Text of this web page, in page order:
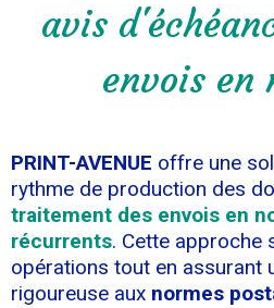
avis
envois en
PRINT-AVENUE offre une
rythme de production des
traitement des envois en
récurrents. Cette approche
opérations tout en assurant
rigoureuse aux normes